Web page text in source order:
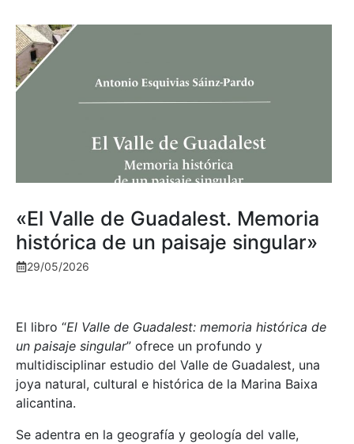
«El Valle de Guadalest. Memoria
histórica de un paisaje singular»
29/05/2026
El libro “El Valle de Guadalest: memoria histórica de
un paisaje singular” ofrece un profundo y
multidisciplinar estudio del Valle de Guadalest, una
joya natural, cultural e histórica de la Marina Baixa
alicantina.
Se adentra en la geografía y geología del valle,